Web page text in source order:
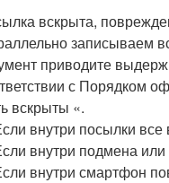
вскрыта,
записываем
приводите
с Порядком
вскрыты «.
внутри посылки все
внутри подмена
внутри смартфон